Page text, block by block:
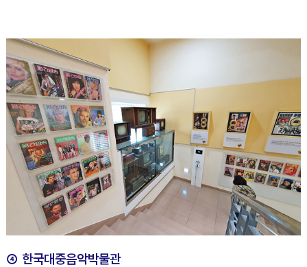
④ 한국대중음악박물관